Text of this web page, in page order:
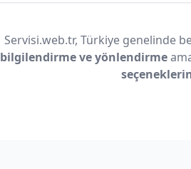
Servisi.web.tr, Türkiye genelinde
bilgilendirme ve yönlendirme